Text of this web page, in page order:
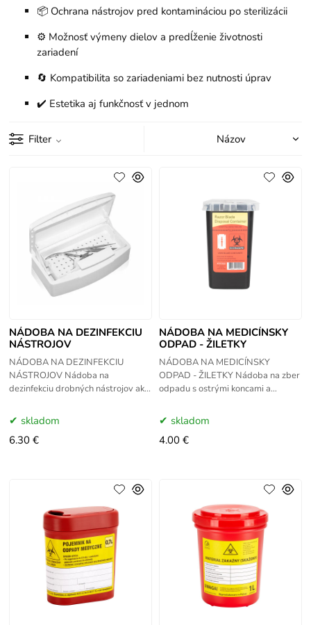
📦 Ochrana nástrojov pred kontamináciou po sterilizácii
⚙️ Možnosť výmeny dielov a predĺženie životnosti
zariadení
🔄 Kompatibilita so zariadeniami bez nutnosti úprav
✔️ Estetika aj funkčnosť v jednom
Filter
NÁDOBA NA DEZINFEKCIU
NÁSTROJOV
NÁDOBA NA DEZINFEKCIU
NÁSTROJOV Nádoba na
dezinfekciu drobných nástrojov ako
atd. Farba: biela Odporúčame
používať roztok
skladom
6.30 €
NÁDOBA NA MEDICÍNSKY
ODPAD - ŽILETKY
NÁDOBA NA MEDICÍNSKY
ODPAD - ŽILETKY Nádoba na zber
odpadu s ostrými koncami a
zdravotníckeho odpadu. Vlastnosti:
- nádoba
skladom
4.00 €